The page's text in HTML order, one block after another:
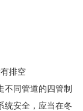
排空
不同管道的四管制
统安全，应当在冬